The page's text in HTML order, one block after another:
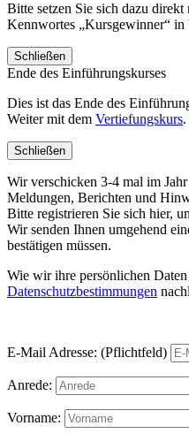
Bitte setzen Sie sich dazu
Kennwortes „Kursgewinner“
Schließen
Ende des Einführungskurses
Dies ist das Ende des
Weiter mit dem Vertiefungskurs.
Schließen
Wir verschicken 3-4 mal im
Meldungen, Berichten und
Bitte registrieren Sie sich hier,
Wir senden Ihnen umgehend
bestätigen müssen.
Wie wir ihre persönlichen
Datenschutzbestimmungen
E-Mail Adresse: (Pflichtfeld)
Anrede:
Vorname: